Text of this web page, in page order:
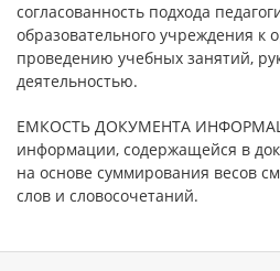
согласованность подхода
образовательного учреждения к
проведению учебных занятий,
деятельностью.
ЕМКОСТЬ ДОКУМЕНТА
информации, содержащейся в
на основе суммирования весов
слов и словосочетаний.